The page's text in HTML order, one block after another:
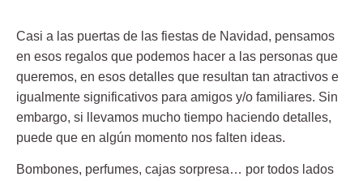
Casi a las puertas de las fiestas de Navidad, pensamos
en esos regalos que podemos hacer a las personas que
queremos, en esos detalles que resultan tan atractivos e
igualmente significativos para amigos y/o familiares. Sin
embargo, si llevamos mucho tiempo haciendo detalles,
puede que en algún momento nos falten ideas.
Bombones, perfumes, cajas sorpresa… por todos lados